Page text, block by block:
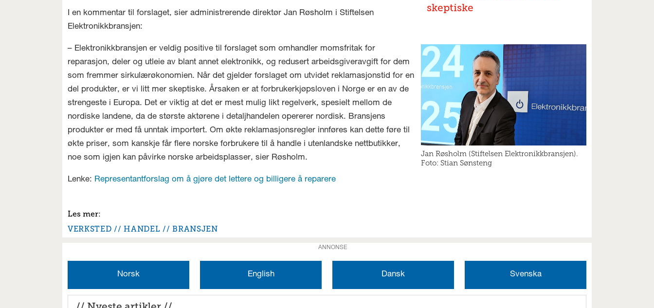
skeptiske
I en kommentar til forslaget, sier administrerende direktør Jan Røsholm i Stiftelsen
Elektronikkbransjen:
Jan Røsholm (Stiftelsen Elektronikkbransjen).
Foto: Stian Sønsteng
– Elektronikkbransjen er veldig positive til forslaget som omhandler momsfritak for
reparasjon, deler og utleie av blant annet elektronikk, og redusert arbeidsgiveravgift for dem
som fremmer sirkulærøkonomien. Når det gjelder forslaget om utvidet reklamasjonstid for en
del produkter, er vi litt mer skeptiske. Årsaken er at forbrukerkjøpsloven i Norge er en av de
strengeste i Europa. Det er viktig at det er mest mulig likt regelverk, spesielt mellom de
nordiske landene, da de største aktørene i detaljhandelen opererer nordisk. Bransjens
produkter er med få unntak importert. Om økte reklamasjonsregler innføres kan dette føre til
økte priser, som kanskje får flere norske forbrukere til å handle i utenlandske nettbutikker,
noe som igjen kan påvirke norske arbeidsplasser, sier Røsholm.
Lenke: Representantforslag om å gjøre det lettere og billigere å reparere
VERKSTED HANDEL BRANSJEN
ANNONSE
Norsk English Dansk Svenska